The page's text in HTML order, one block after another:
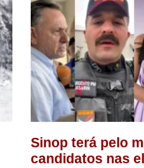
Sinop terá pelo
candidatos nas